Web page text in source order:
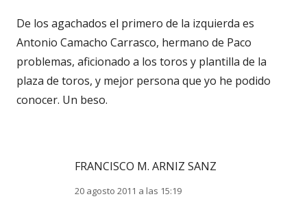
De los agachados el primero de la izquierda es
Antonio Camacho Carrasco, hermano de Paco
problemas, aficionado a los toros y plantilla de la
plaza de toros, y mejor persona que yo he podido
conocer. Un beso.
FRANCISCO M. ARNIZ SANZ
20 agosto 2011 a las 15:19